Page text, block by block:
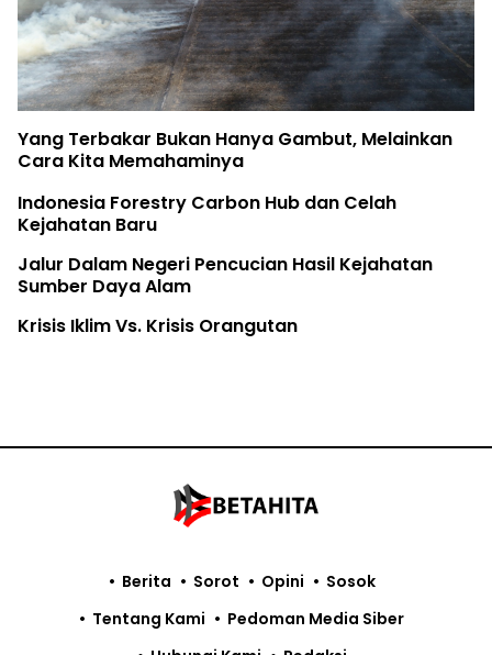
Yang Terbakar Bukan Hanya Gambut, Melainkan
Cara Kita Memahaminya
Indonesia Forestry Carbon Hub dan Celah
Kejahatan Baru
Jalur Dalam Negeri Pencucian Hasil Kejahatan
Sumber Daya Alam
Krisis Iklim Vs. Krisis Orangutan
Berita Sorot Opini
Sosok
Tentang Kami
Pedoman Media Siber